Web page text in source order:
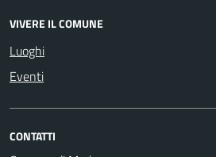
VIVERE IL COMUNE
Luoghi
Eventi
CONTATTI